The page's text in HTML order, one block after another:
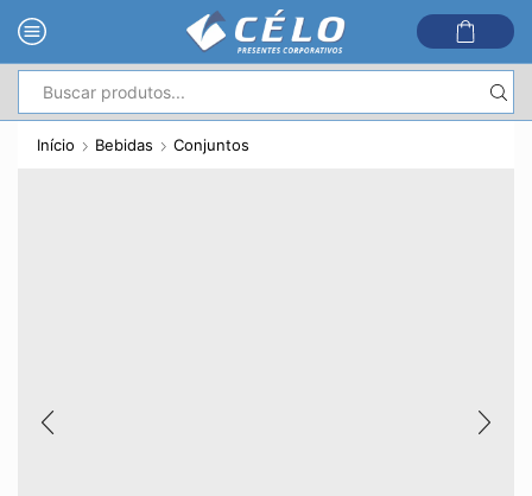
de
Início Bebidas Conjuntos